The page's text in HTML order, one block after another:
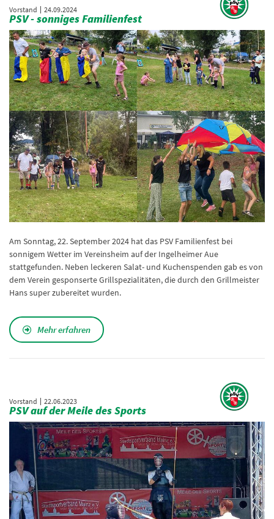
Vorstand 24.09.2024
PSV - sonniges Familienfest
Am Sonntag, 22. September 2024 hat das PSV Familienfest bei
sonnigem Wetter im Vereinsheim auf der Ingelheimer Aue
stattgefunden. Neben leckeren Salat- und Kuchenspenden gab es von
dem Verein gesponserte Grillspezialitäten, die durch den Grillmeister
Hans super zubereitet wurden.
Mehr erfahren
Vorstand 22.06.2023
PSV auf der Meile des Sports